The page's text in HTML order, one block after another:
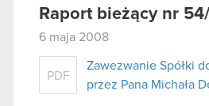
Raport bieżący nr
6 maja 2008
PDF
Zawezwanie Spółki
przez Pana Michała